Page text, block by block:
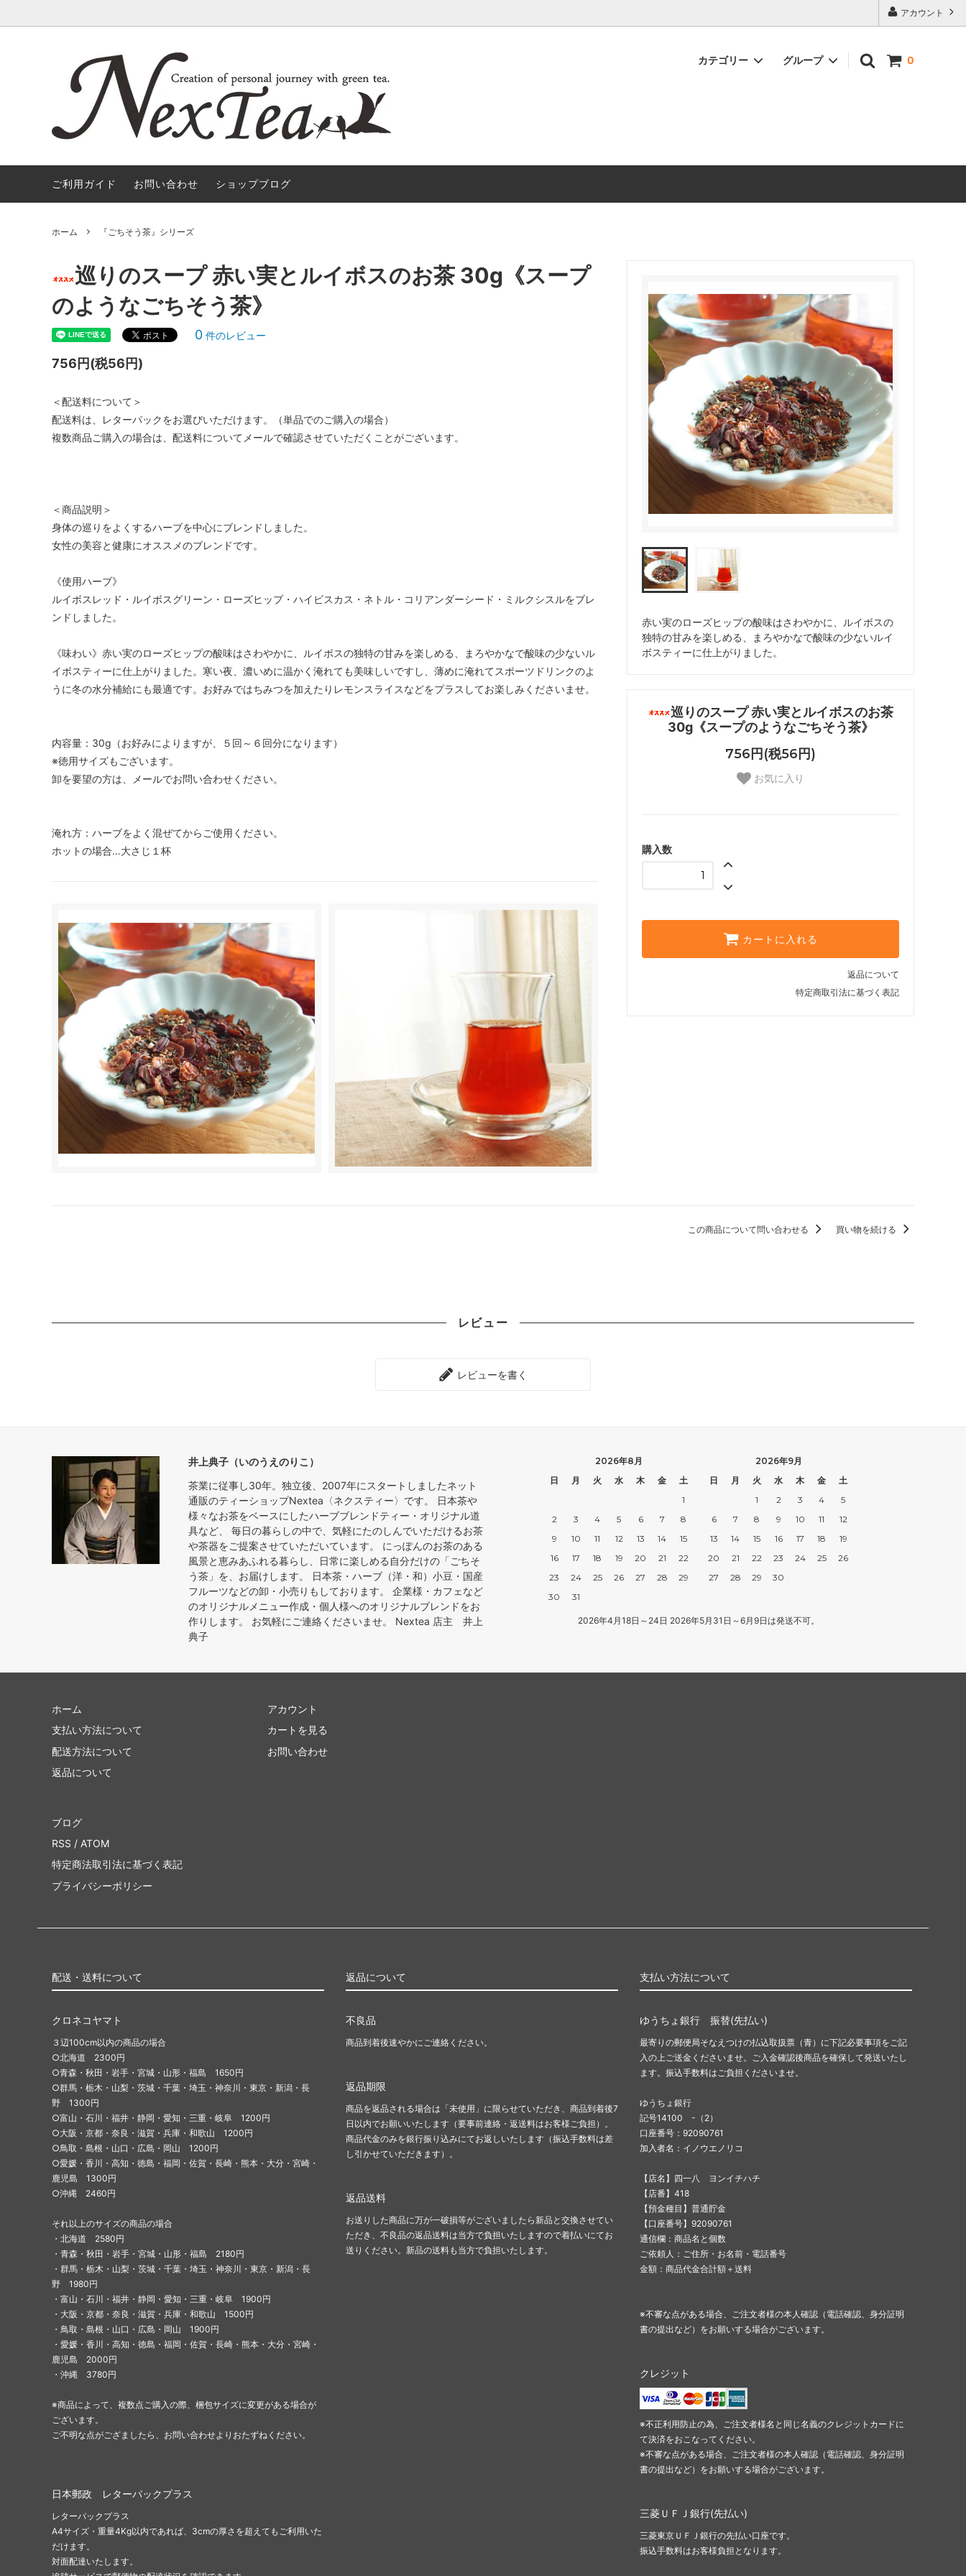
アカウント
0
カテゴリー
『ごちそう茶』シリーズ フィルターインボトル《HARIO》
書籍
グループ
新茶・期間限定
ご利用ガイド お問い合わせ ショップブログ
ホーム 『ごちそう茶』シリーズ
赤い実のローズヒップの酸味はさわやかに、ルイボスの
独特の甘みを楽しめる、まろやかなで酸味の少ないルイ
ボスティーに仕上がりました。
巡りのスープ 赤い実とルイボスのお茶
30g《スープのようなごちそう茶》
756円(税56円)
お気に入り
購入数
カートに入れる
返品について
特定商取引法に基づく表記
巡りのスープ 赤い実とルイボスのお茶 30g《スープ
のようなごちそう茶》
0 件のレビュー
756円(税56円)
＜配送料について＞
配送料は、レターパックをお選びいただけます。（単品でのご購入の場合）
複数商品ご購入の場合は、配送料についてメールで確認させていただくことがございます。
＜商品説明＞
身体の巡りをよくするハーブを中心にブレンドしました。
女性の美容と健康にオススメのブレンドです。
《使用ハーブ》
ルイボスレッド・ルイボスグリーン・ローズヒップ・ハイビスカス・ネトル・コリアンダーシード・ミルクシスルをブレ
ンドしました。
《味わい》赤い実のローズヒップの酸味はさわやかに、ルイボスの独特の甘みを楽しめる、まろやかなで酸味の少ないル
イボスティーに仕上がりました。寒い夜、濃いめに温かく淹れても美味しいですし、薄めに淹れてスポーツドリンクのよ
うに冬の水分補給にも最適です。お好みではちみつを加えたりレモンスライスなどをプラスしてお楽しみくださいませ。
内容量：30g（お好みによりますが、５回～６回分になります）
※徳用サイズもございます。
卸を要望の方は、メールでお問い合わせください。
淹れ方：ハーブをよく混ぜてからご使用ください。
ホットの場合…大さじ１杯
この商品について問い合わせる 買い物を続ける
レビュー
レビューを書く
井上典子（いのうえのりこ）
茶業に従事し30年。独立後、2007年にスタートしましたネット
通販のティーショップNextea〈ネクスティー〉です。 日本茶や
様々なお茶をベースにしたハーブブレンドティー・オリジナル道
具など、 毎日の暮らしの中で、気軽にたのしんでいただけるお茶
や茶器をご提案させていただいています。 にっぽんのお茶のある
風景と恵みあふれる暮らし、日常に楽しめる自分だけの「ごちそ
う茶」を、お届けします。 日本茶・ハーブ（洋・和）小豆・国産
フルーツなどの卸・小売りもしております。 企業様・カフェなど
のオリジナルメニュー作成・個人様へのオリジナルブレンドをお
作りします。 お気軽にご連絡くださいませ。 Nextea 店主 井上
典子
2026年8月
日
月 火 水 木 金
土
1
2
3 4 5 6 7
8
9
10 11 12 13 14
15
16
17 18 19 20 21
22
23
24 25 26 27 28
29
30
31
2026年9月
日
月 火 水 木 金
土
1
2 3 4
5
6
7 8 9 10 11
12
13
14 15 16 17 18
19
20
21 22 23 24 25
26
27
28 29 30
2026年4月18日～24日 2026年5月31日～6月9日は発送不可。
ホーム
支払い方法について
配送方法について
返品について
アカウント
カートを見る
お問い合わせ
ブログ
RSS / ATOM
特定商法取引法に基づく表記
プライバシーポリシー
配送・送料について
クロネコヤマト
３辺100cm以内の商品の場合
○北海道 2300円
○青森・秋田・岩手・宮城・山形・福島 1650円
○群馬・栃木・山梨・茨城・千葉・埼玉・神奈川・東京・新潟・長
野 1300円
○富山・石川・福井・静岡・愛知・三重・岐阜 1200円
○大阪・京都・奈良・滋賀・兵庫・和歌山 1200円
○鳥取・島根・山口・広島・岡山 1200円
○愛媛・香川・高知・徳島・福岡・佐賀・長崎・熊本・大分・宮崎・
鹿児島 1300円
○沖縄 2460円
それ以上のサイズの商品の場合
・北海道 2580円
・青森・秋田・岩手・宮城・山形・福島 2180円
・群馬・栃木・山梨・茨城・千葉・埼玉・神奈川・東京・新潟・長
野 1980円
・富山・石川・福井・静岡・愛知・三重・岐阜 1900円
・大阪・京都・奈良・滋賀・兵庫・和歌山 1500円
・鳥取・島根・山口・広島・岡山 1900円
・愛媛・香川・高知・徳島・福岡・佐賀・長崎・熊本・大分・宮崎・
鹿児島 2000円
・沖縄 3780円
※商品によって、複数点ご購入の際、梱包サイズに変更がある場合が
ございます。
ご不明な点がござましたら、お問い合わせよりおたずねください。
日本郵政 レターパックプラス
レターパックプラス
A4サイズ・重量4Kg以内であれば、3cmの厚さを超えてもご利用いた
だけます。
対面配達いたします。
返品について
不良品
商品到着後速やかにご連絡ください。
返品期限
商品を返品される場合は「未使用」に限らせていただき、商品到着後7
日以内でお願いいたします（要事前連絡・返送料はお客様ご負担）。
商品代金のみを銀行振り込みにてお返しいたします（振込手数料は差
し引かせていただきます）。
返品送料
お送りした商品に万が一破損等がございましたら新品と交換させてい
ただき、不良品の返品送料は当方で負担いたしますので着払いにてお
送りください。新品の送料も当方で負担いたします。
支払い方法について
ゆうちょ銀行 振替(先払い)
最寄りの郵便局そなえつけの払込取扱票（青）に下記必要事項をご記
入の上ご送金くださいませ。ご入金確認後商品を確保して発送いたし
ます。振込手数料はご負担くださいませ。
ゆうちょ銀行
記号14100 -（2）
口座番号：92090761
加入者名：イノウエノリコ
【店名】四一八 ヨンイチハチ
【店番】418
【預金種目】普通貯金
【口座番号】92090761
通信欄：商品名と個数
ご依頼人：ご住所・お名前・電話番号
金額：商品代金合計額＋送料
※不審な点がある場合、ご注文者様の本人確認（電話確認、身分証明
書の提出など）をお願いする場合がございます。
クレジット
※不正利用防止の為、ご注文者様名と同じ名義のクレジットカードに
て決済をおこなってください。
※不審な点がある場合、ご注文者様の本人確認（電話確認、身分証明
書の提出など）をお願いする場合がございます。
三菱ＵＦＪ銀行(先払い)
三菱東京ＵＦＪ銀行の先払い口座です。
振込手数料はお客様負担となります。